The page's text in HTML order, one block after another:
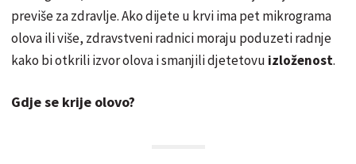
previše za zdravlje. Ako dijete u krvi ima pet mikrograma
olova ili više, zdravstveni radnici moraju poduzeti radnje
kako bi otkrili izvor olova i smanjili djetetovu izloženost.
Gdje se krije olovo?